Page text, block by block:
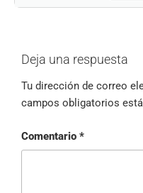
Deja una respuesta
Tu dirección de correo
campos obligatorios
Comentario *